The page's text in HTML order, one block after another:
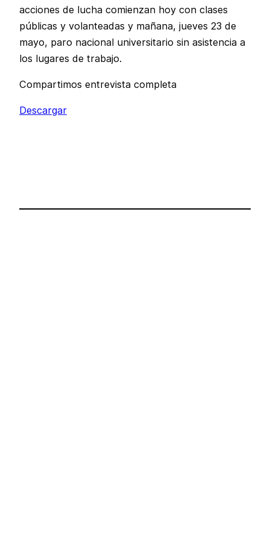
acciones de lucha comienzan hoy con clases
públicas y volanteadas y mañana, jueves 23 de
mayo, paro nacional universitario sin asistencia a
los lugares de trabajo.
Compartimos entrevista completa
Descargar